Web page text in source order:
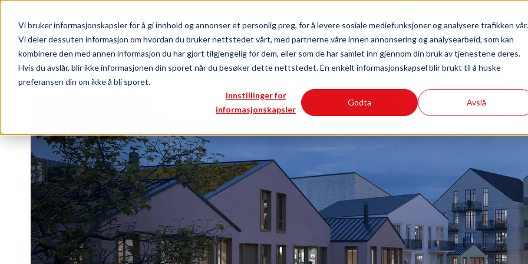
Vi bruker informasjonskapsler for å gi innhold og annonser et personlig preg, for å levere sosiale mediefunksjoner og analysere trafikken vår.
Vi deler dessuten informasjon om hvordan du bruker nettstedet vårt, med partnerne våre innen annonsering og analysearbeid, som kan
kombinere den med annen informasjon du har gjort tilgjengelig for dem, eller som de har samlet inn gjennom din bruk av tjenestene deres.
Hvis du avslår, blir ikke informasjonen din sporet når du besøker dette nettstedet. Én enkelt informasjonskapsel blir brukt til å huske
preferansen din om ikke å bli sporet.
Innstillinger for
informasjonskapsler
Godta Avslå
Meld interesse for Støperiet Øst
Logg inn
Bli medlem
Innhold for
deg styret utbygger